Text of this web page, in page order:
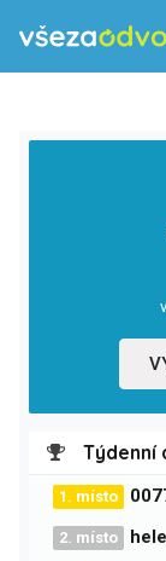
Týdenní
1. místo
2. místo